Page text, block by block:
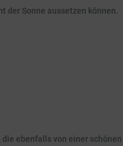
der Sonne aussetzen können.
ebenfalls von einer schönen